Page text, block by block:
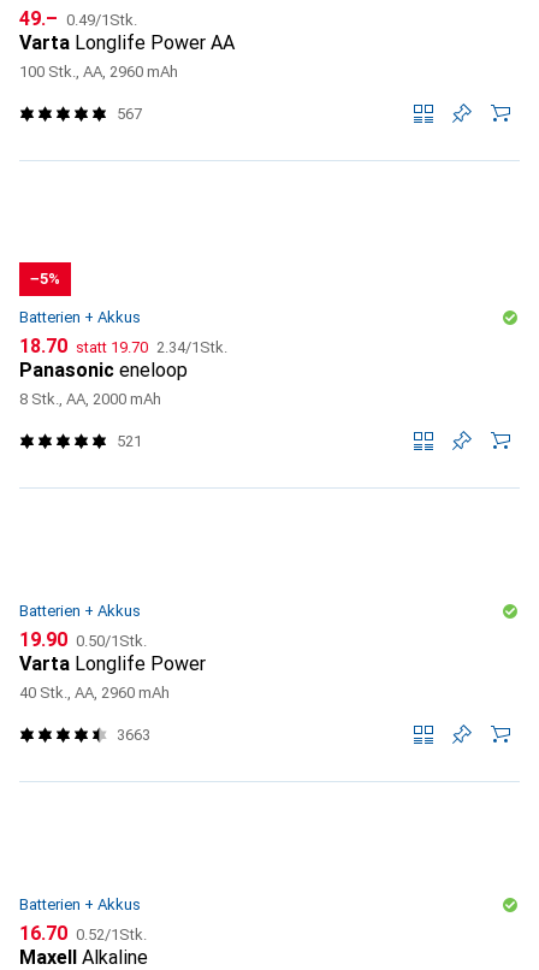
CHF
49.– CHF
0.49/1Stk.
Varta Longlife Power AA
100 Stk., AA, 2960 mAh
567
−5%
Batterien + Akkus
CHF
18.70 statt CHF
19.70 CHF
2.34/1Stk.
Panasonic eneloop
8 Stk., AA, 2000 mAh
521
Batterien + Akkus
CHF
19.90 CHF
0.50/1Stk.
Varta Longlife Power
40 Stk., AA, 2960 mAh
3663
Batterien + Akkus
CHF
16.70 CHF
0.52/1Stk.
Maxell Alkaline